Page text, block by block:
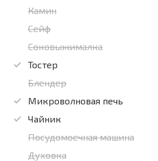
Камин
Сейф
Соковыжималка
Тостер
Блендер
Микроволновая печь
Чайник
Посудомоечная машина
Духовка